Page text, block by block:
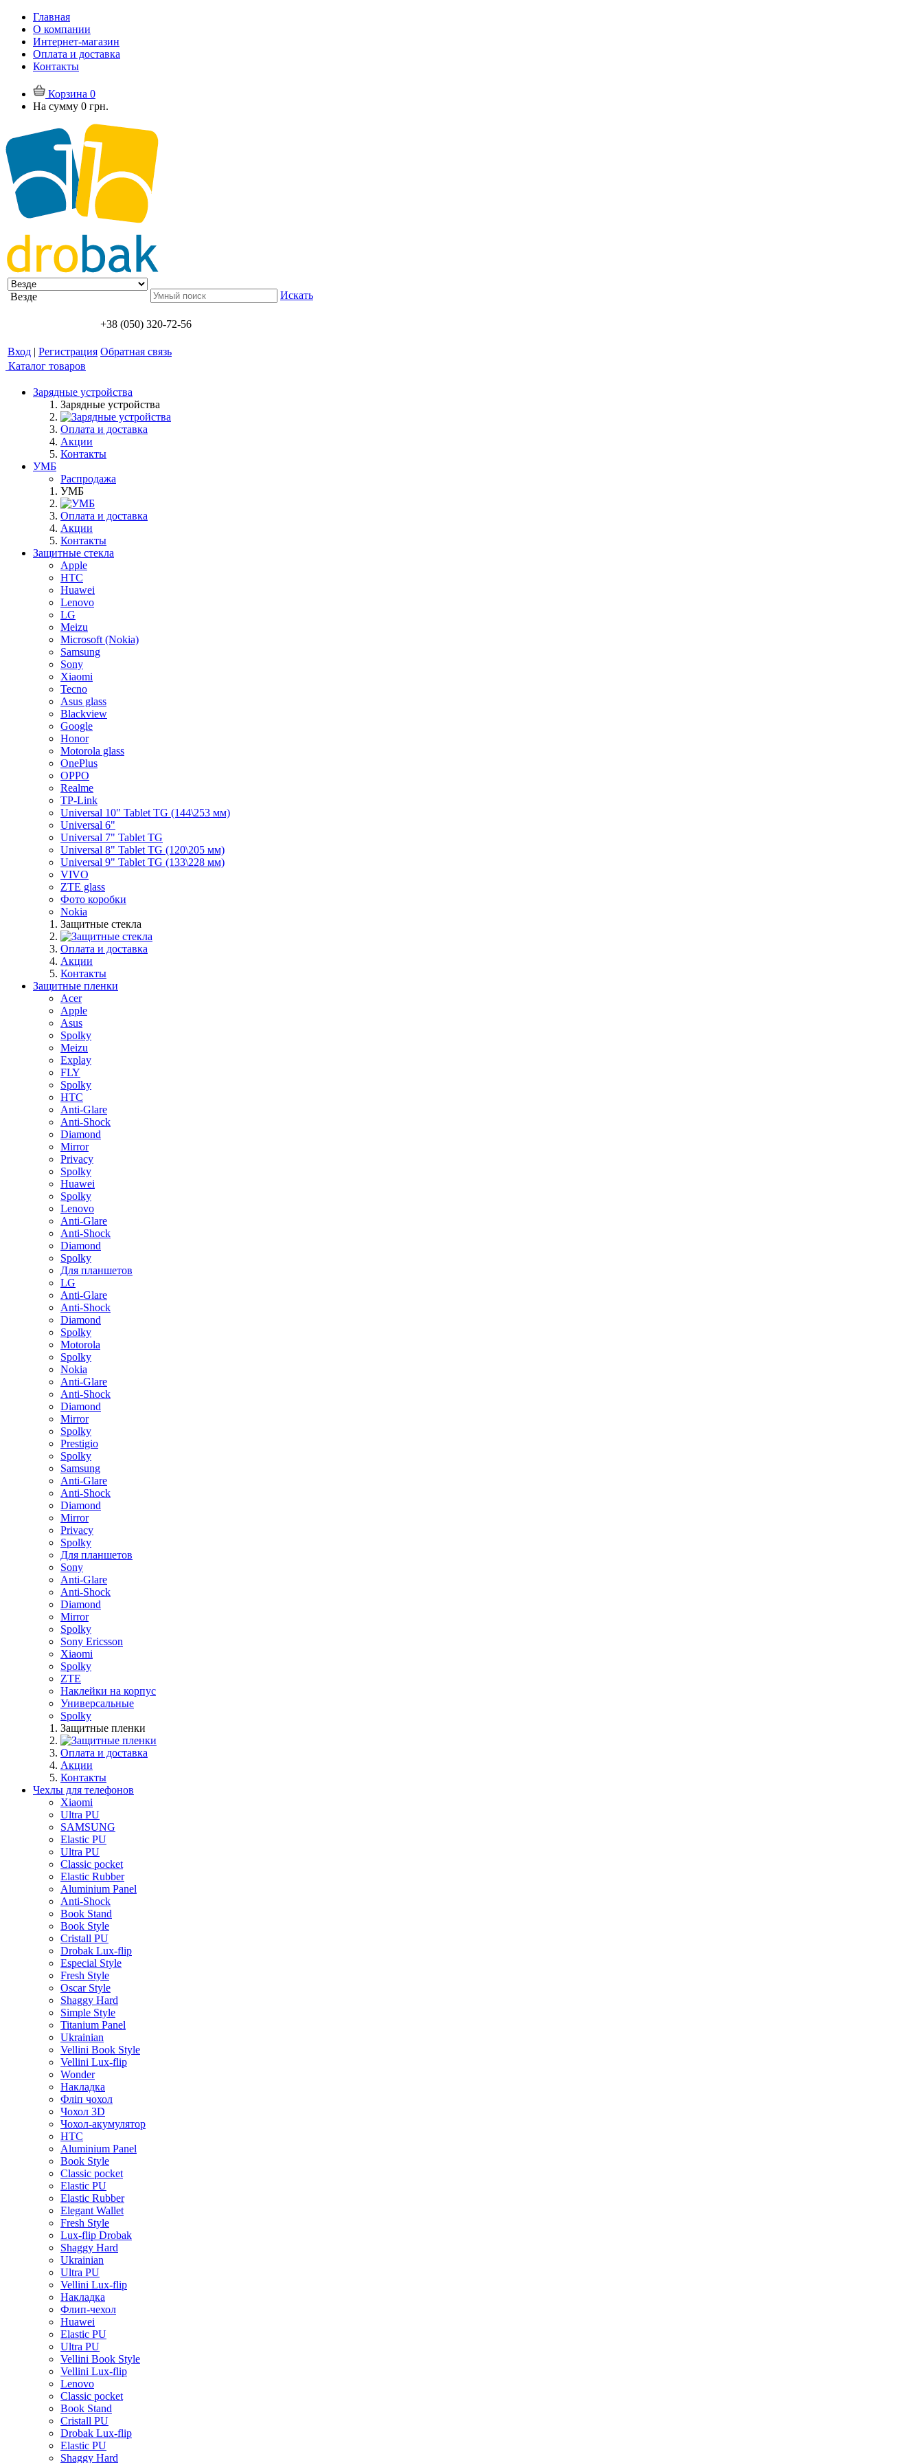
Главная
О компании
Интернет-магазин
Оплата и доставка
Контакты
Корзина 0
На сумму 0 грн.
Везде Искать
+38 (050) 320-72-56
Вход | Регистрация Обратная связь
Каталог товаров
Зарядные устройства
Зарядные устройства
Оплата и доставка
Акции
Контакты
УМБ
Распродажа
УМБ
Оплата и доставка
Акции
Контакты
Защитные стекла
Apple
HTC
Huawei
Lenovo
LG
Meizu
Microsoft (Nokia)
Samsung
Sony
Xiaomi
Tecno
Asus glass
Blackview
Google
Honor
Motorola glass
OnePlus
OPPO
Realme
TP-Link
Universal 10" Tablet TG (144\253 мм)
Universal 6"
Universal 7" Tablet TG
Universal 8" Tablet TG (120\205 мм)
Universal 9" Tablet TG (133\228 мм)
VIVO
ZTE glass
Фото коробки
Nokia
Защитные стекла
Оплата и доставка
Акции
Контакты
Защитные пленки
Acer
Apple
Asus
Spolky
Meizu
Explay
FLY
Spolky
HTC
Anti-Glare
Anti-Shock
Diamond
Mirror
Privacy
Spolky
Huawei
Spolky
Lenovo
Anti-Glare
Anti-Shock
Diamond
Spolky
Для планшетов
LG
Anti-Glare
Anti-Shock
Diamond
Spolky
Motorola
Spolky
Nokia
Anti-Glare
Anti-Shock
Diamond
Mirror
Spolky
Prestigio
Spolky
Samsung
Anti-Glare
Anti-Shock
Diamond
Mirror
Privacy
Spolky
Для планшетов
Sony
Anti-Glare
Anti-Shock
Diamond
Mirror
Spolky
Sony Ericsson
Xiaomi
Spolky
ZTE
Наклейки на корпус
Универсальные
Spolky
Защитные пленки
Оплата и доставка
Акции
Контакты
Чехлы для телефонов
Xiaomi
Ultra PU
SAMSUNG
Elastic PU
Ultra PU
Classic pocket
Elastic Rubber
Aluminium Panel
Anti-Shock
Book Stand
Book Style
Cristall PU
Drobak Lux-flip
Especial Style
Fresh Style
Oscar Style
Shaggy Hard
Simple Style
Titanium Panel
Ukrainian
Vellini Book Style
Vellini Lux-flip
Wonder
Накладка
Фліп чохол
Чохол 3D
Чохол-акумулятор
HTC
Aluminium Panel
Book Style
Classic pocket
Elastic PU
Elastic Rubber
Elegant Wallet
Fresh Style
Lux-flip Drobak
Shaggy Hard
Ukrainian
Ultra PU
Vellini Lux-flip
Накладка
Флип-чехол
Huawei
Elastic PU
Ultra PU
Vellini Book Style
Vellini Lux-flip
Lenovo
Classic pocket
Book Stand
Cristall PU
Drobak Lux-flip
Elastic PU
Shaggy Hard